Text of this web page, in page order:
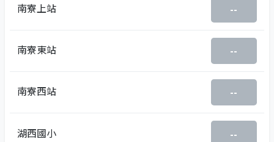
南寮上站 --
南寮東站 --
南寮西站 --
湖西國小 --